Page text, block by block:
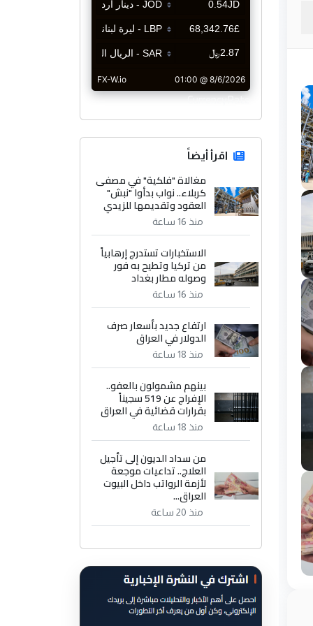
CurrencyRate
اقرأ أيضاً
مغالاة "فلكية" في مصفى
كربلاء.. نواب بدأوا "نبش"
العقود وتقديمها للزيدي
منذ 16 ساعة
الاستخبارات تستدرج إرهابياً
من تركيا وتطيح به فور
وصوله مطار بغداد
منذ 16 ساعة
ارتفاع جديد بأسعار صرف
الدولار في العراق
منذ 18 ساعة
بينهم مشمولون بالعفو..
الإفراج عن 519 سجيناً
بقرارات قضائية في العراق
منذ 18 ساعة
من سداد الديون إلى تأجيل
العلاج.. تداعيات موجعة
لأزمة الرواتب داخل البيوت
العراق...
منذ 20 ساعة